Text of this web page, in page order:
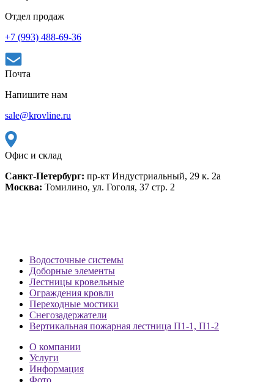
Отдел продаж
+7 (993) 488-69-36
Почта
Напишите нам
sale@krovline.ru
Офис и склад
Санкт-Петербург: пр-кт Индустриальный, 29 к. 2а
Москва: Томилино, ул. Гоголя, 37 стр. 2
Водосточные системы
Доборные элементы
Лестницы кровельные
Ограждения кровли
Переходные мостики
Снегозадержатели
Вертикальная пожарная лестница П1-1, П1-2
О компании
Услуги
Информация